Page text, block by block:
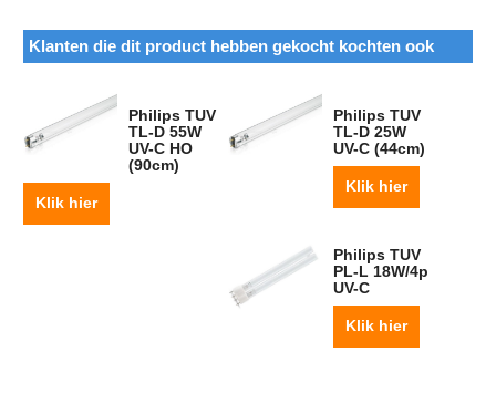
Klanten die dit product hebben gekocht kochten ook
Philips TUV
TL-D 55W
UV-C HO
(90cm)
Klik hier
Philips TUV
TL-D 25W
UV-C (44cm)
Klik hier
Philips TUV
PL-L 18W/4p
UV-C
Klik hier